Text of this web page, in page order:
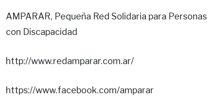
AMPARAR, Pequeña Red Solidaria para Personas
con Discapacidad
http://www.redamparar.com.ar/
https://www.facebook.com/amparar